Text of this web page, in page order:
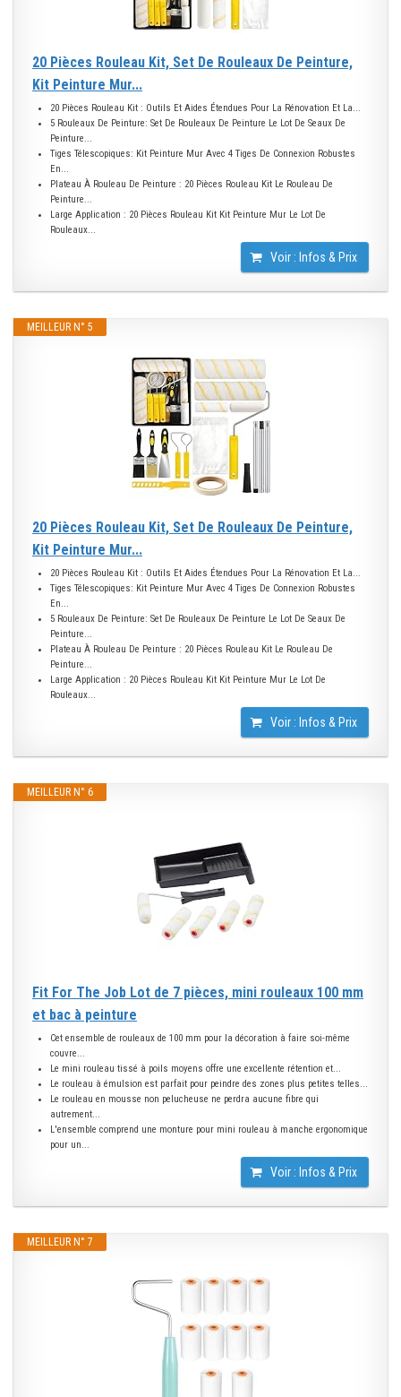
20 Pièces Rouleau Kit, Set De Rouleaux De Peinture,
Kit Peinture Mur...
20 Pièces Rouleau Kit : Outils Et Aides Étendues Pour La Rénovation Et La...
5 Rouleaux De Peinture: Set De Rouleaux De Peinture Le Lot De Seaux De
Peinture...
Tiges Télescopiques: Kit Peinture Mur Avec 4 Tiges De Connexion Robustes
En...
Plateau À Rouleau De Peinture : 20 Pièces Rouleau Kit Le Rouleau De
Peinture...
Large Application : 20 Pièces Rouleau Kit Kit Peinture Mur Le Lot De
Rouleaux...
Voir : Infos & Prix
MEILLEUR N° 5
20 Pièces Rouleau Kit, Set De Rouleaux De Peinture,
Kit Peinture Mur...
20 Pièces Rouleau Kit : Outils Et Aides Étendues Pour La Rénovation Et La...
Tiges Télescopiques: Kit Peinture Mur Avec 4 Tiges De Connexion Robustes
En...
5 Rouleaux De Peinture: Set De Rouleaux De Peinture Le Lot De Seaux De
Peinture...
Plateau À Rouleau De Peinture : 20 Pièces Rouleau Kit Le Rouleau De
Peinture...
Large Application : 20 Pièces Rouleau Kit Kit Peinture Mur Le Lot De
Rouleaux...
Voir : Infos & Prix
MEILLEUR N° 6
Fit For The Job Lot de 7 pièces, mini rouleaux 100 mm
et bac à peinture
Cet ensemble de rouleaux de 100 mm pour la décoration à faire soi-même
couvre...
Le mini rouleau tissé à poils moyens offre une excellente rétention et...
Le rouleau à émulsion est parfait pour peindre des zones plus petites telles...
Le rouleau en mousse non pelucheuse ne perdra aucune fibre qui
autrement...
L'ensemble comprend une monture pour mini rouleau à manche ergonomique
pour un...
Voir : Infos & Prix
MEILLEUR N° 7